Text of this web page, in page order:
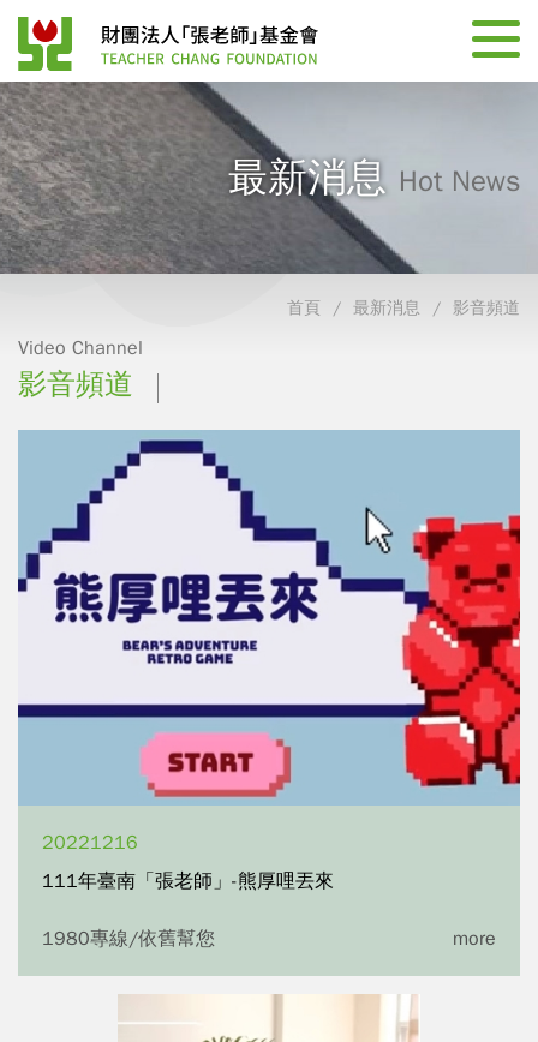
最新消息 Hot News
首頁 最新消息 影音頻道
Video Channel
影音頻道
20221216
111年臺南「張老師」-熊厚哩丟來
1980專線/依舊幫您